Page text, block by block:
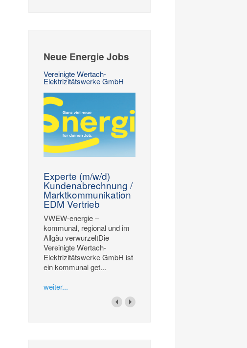
Neue Energie Jobs
Vereinigte Wertach-
Elektrizitätswerke GmbH
Experte (m/w/d)
Kundenabrechnung /
Marktkommunikation
EDM Vertrieb
VWEW-energie –
kommunal, regional und im
Allgäu verwurzeltDie
Vereinigte Wertach-
Elektrizitätswerke GmbH ist
ein kommunal get...
weiter...